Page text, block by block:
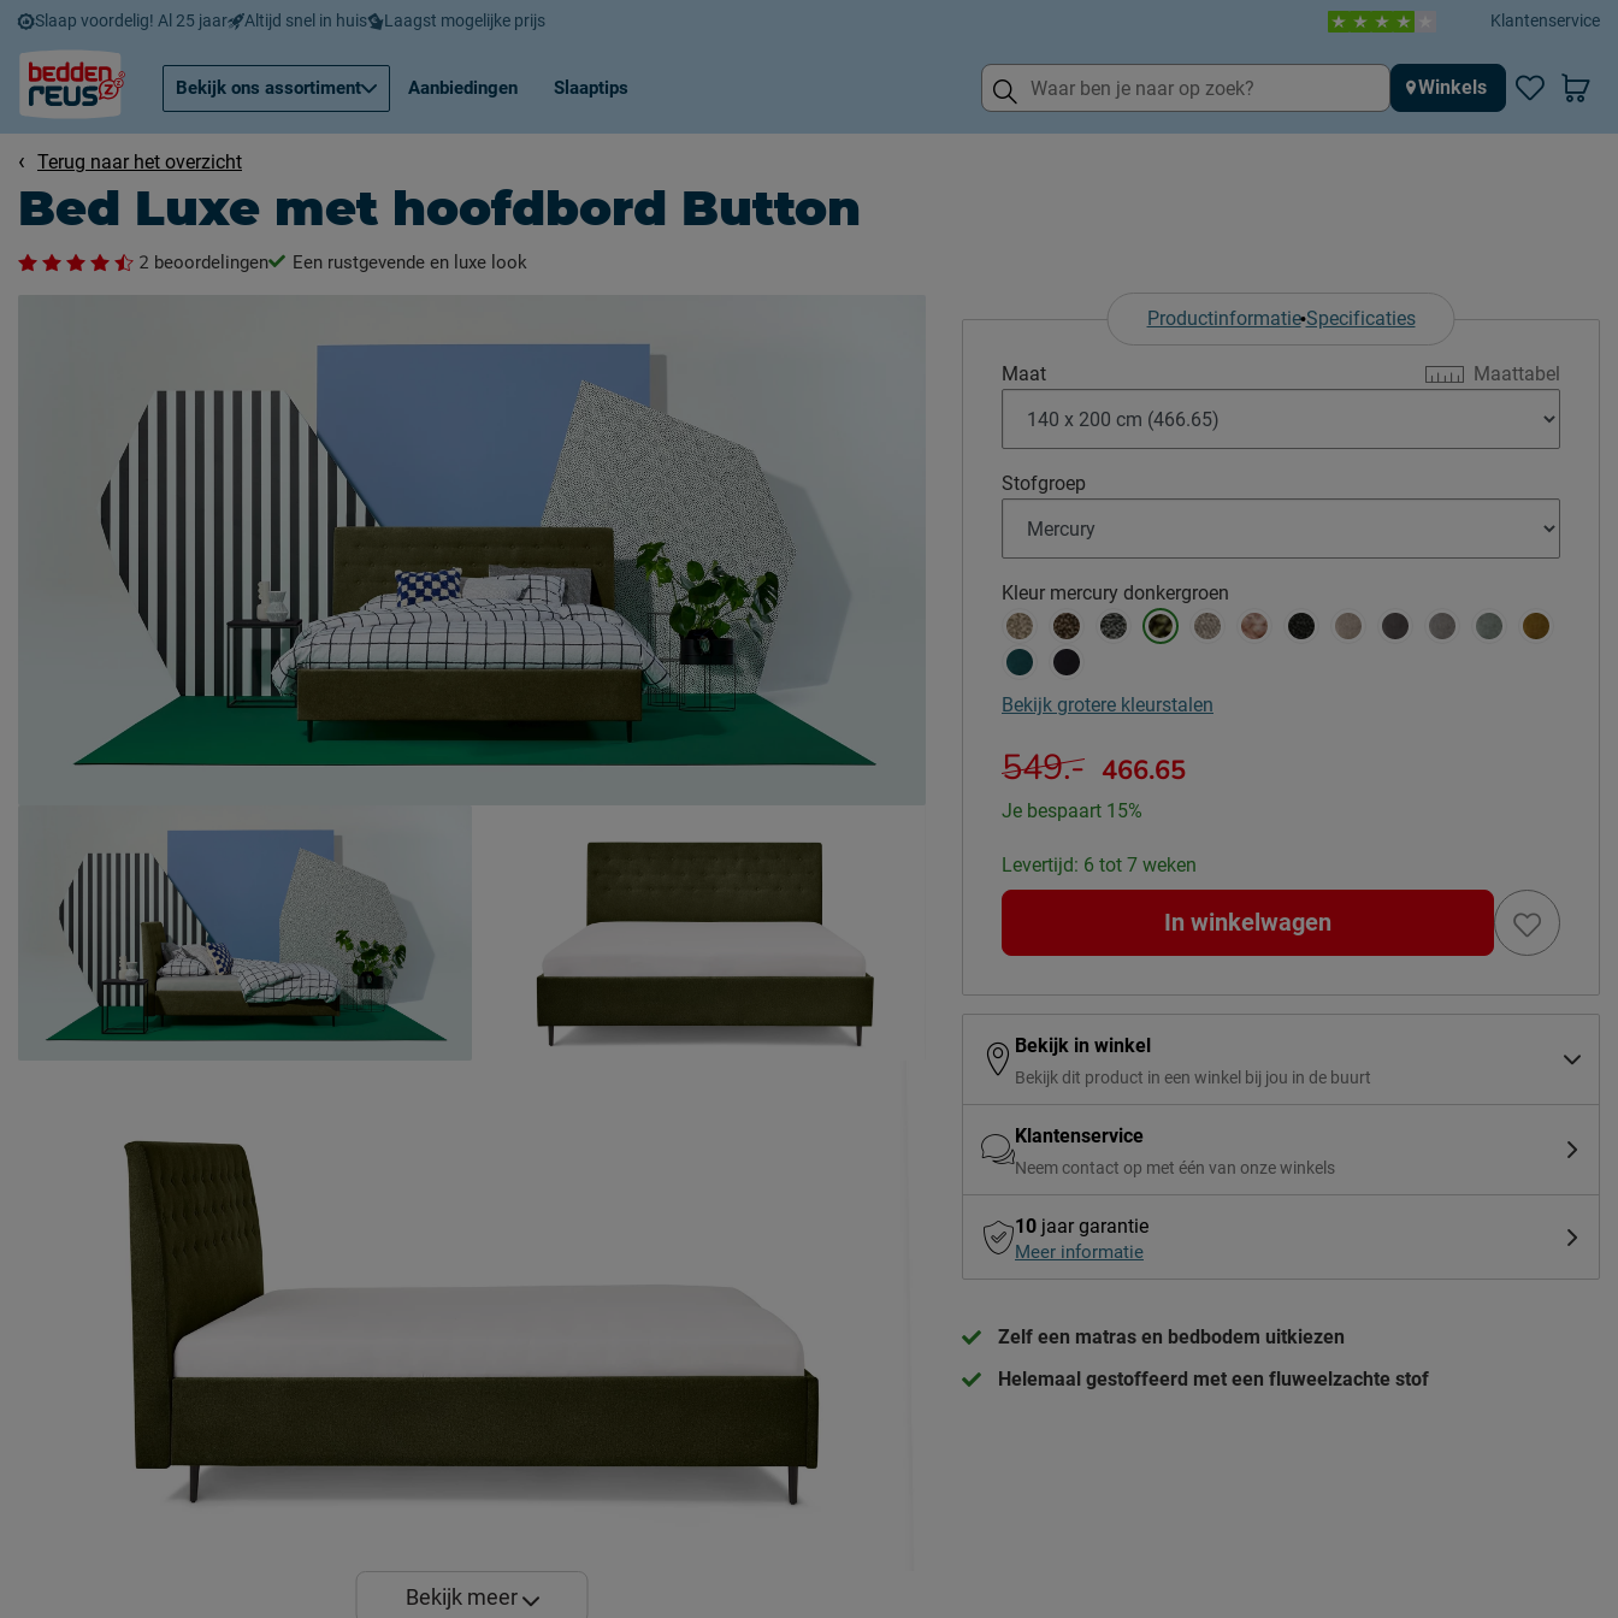
Slaap voordelig! Al 25 jaar Altijd snel in huis Laagst mogelijke prijs Klantenservice
Bekijk ons assortiment Aanbiedingen Slaaptips Winkels
Terug naar het overzicht
Bed Luxe met hoofdbord Button
2 beoordelingen Een rustgevende en luxe look
Bekijk meer
Productinformatie Specificaties
Maattabel
Maat
Stofgroep
Kleur mercury donkergroen
Bekijk grotere kleurstalen
549.- 466.65
Je bespaart 15%
Levertijd: 6 tot 7 weken
In winkelwagen
Bekijk in winkel
Bekijk dit product in een winkel bij jou in de buurt
Klantenservice
Neem contact op met één van onze winkels
10 jaar garantie
Meer informatie
Zelf een matras en bedbodem uitkiezen
Helemaal gestoffeerd met een fluweelzachte stof